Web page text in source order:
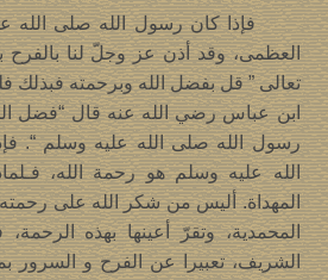
فإذا كان رسول الله صلى الله
العظمى، وقد أذن عز وجلّ لنا بالفرح
ابن عباس رضي الله عنه قال “فضل
رسول الله صلى الله عليه وسلم “.
الله عليه وسلم هو رحمة الله،
المهداة. أليس من شكر الله على رحمته
المحمدية، وتقرّ أعينها بهذه
الشريف، تعبيرا عن الفرح و السرور